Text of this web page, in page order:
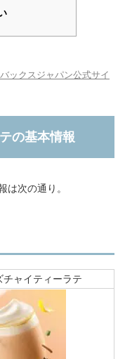
ックスジャパン公式サイ
の基本情報
は次の通り。
チャイティーラテ